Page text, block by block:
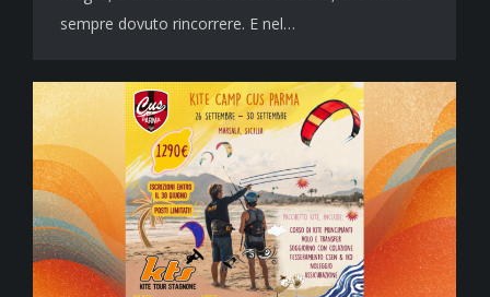
sempre dovuto rincorrere. E nel…